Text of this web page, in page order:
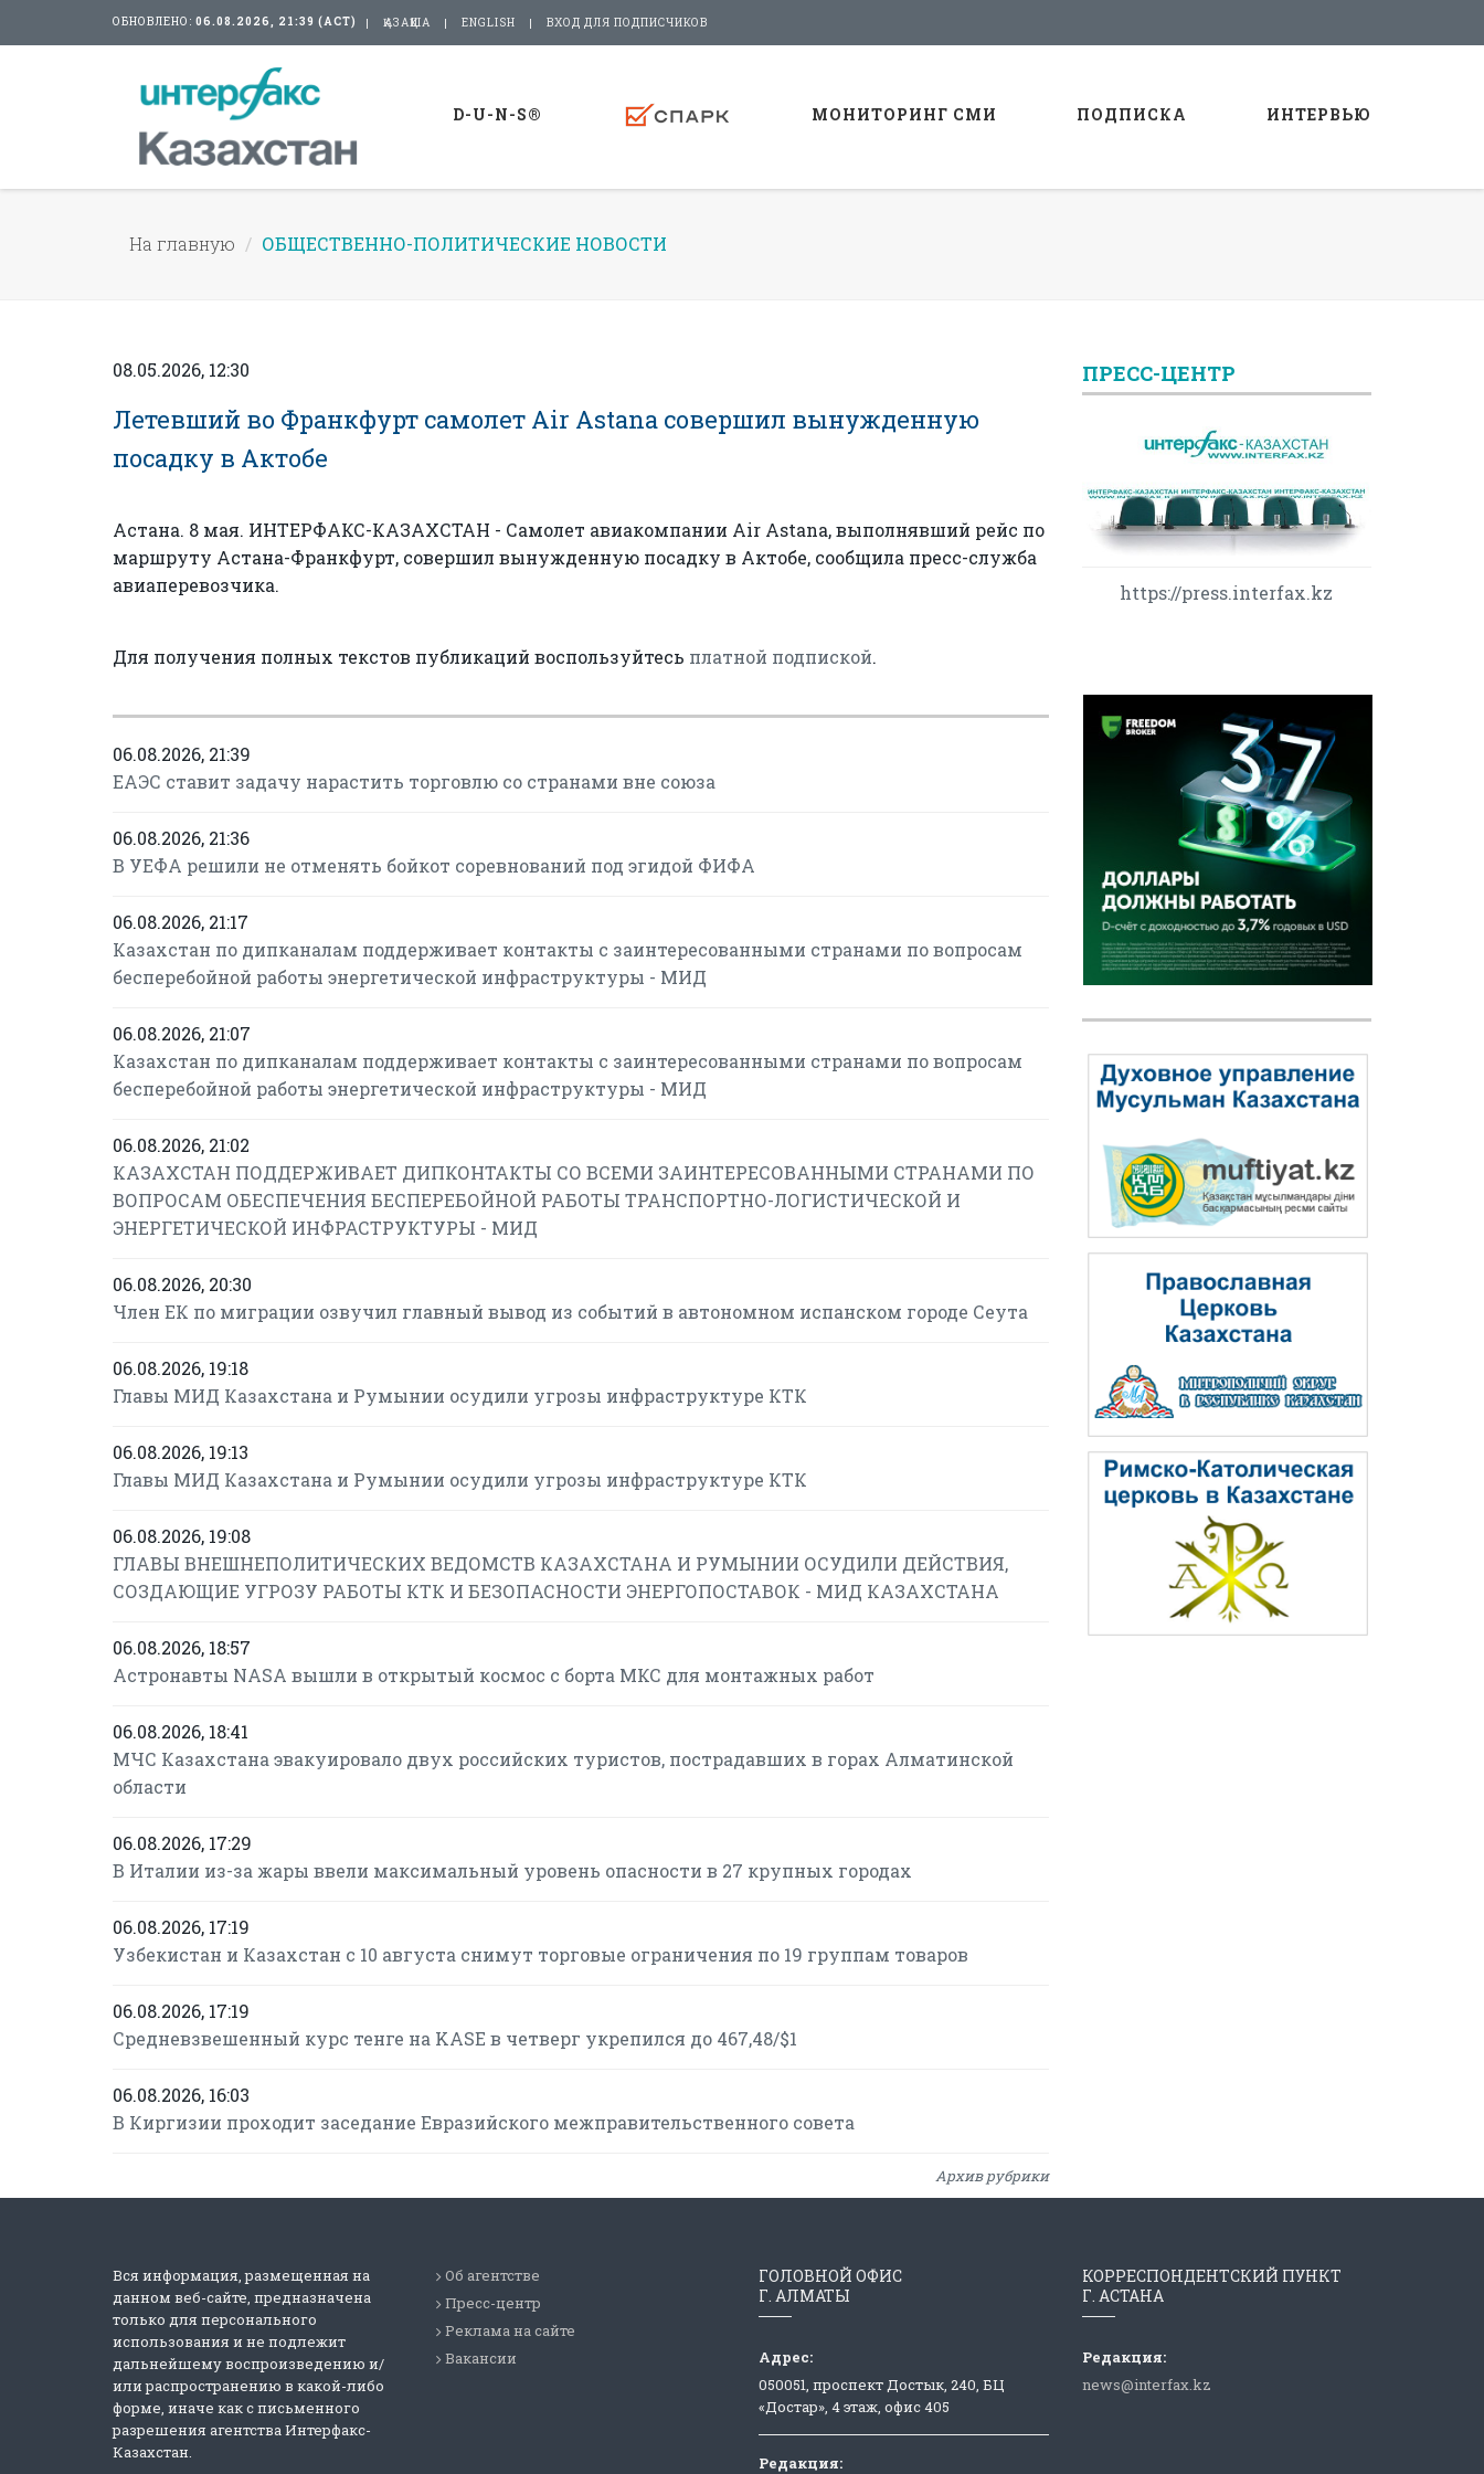
ОБНОВЛЕНО: 06.08.2026, 21:39 (АСТ) ҚАЗАҚША ENGLISH ВХОД ДЛЯ ПОДПИСЧИКОВ
D-U-N-S® МОНИТОРИНГ СМИ ПОДПИСКА ИНТЕРВЬЮ
На главную ОБЩЕСТВЕННО-ПОЛИТИЧЕСКИЕ НОВОСТИ
08.05.2026, 12:30
Летевший во Франкфурт самолет Air Astana совершил вынужденную
посадку в Актобе
Астана. 8 мая. ИНТЕРФАКС-КАЗАХСТАН - Самолет авиакомпании Air Astana, выполнявший рейс по
маршруту Астана-Франкфурт, совершил вынужденную посадку в Актобе, сообщила пресс-служба
авиаперевозчика.
Для получения полных текстов публикаций воспользуйтесь платной подпиской.
06.08.2026, 21:39
ЕАЭС ставит задачу нарастить торговлю со странами вне союза
06.08.2026, 21:36
В УЕФА решили не отменять бойкот соревнований под эгидой ФИФА
06.08.2026, 21:17
Казахстан по дипканалам поддерживает контакты с заинтересованными странами по вопросам
бесперебойной работы энергетической инфраструктуры - МИД
06.08.2026, 21:07
Казахстан по дипканалам поддерживает контакты с заинтересованными странами по вопросам
бесперебойной работы энергетической инфраструктуры - МИД
06.08.2026, 21:02
КАЗАХСТАН ПОДДЕРЖИВАЕТ ДИПКОНТАКТЫ СО ВСЕМИ ЗАИНТЕРЕСОВАННЫМИ СТРАНАМИ ПО
ВОПРОСАМ ОБЕСПЕЧЕНИЯ БЕСПЕРЕБОЙНОЙ РАБОТЫ ТРАНСПОРТНО-ЛОГИСТИЧЕСКОЙ И
ЭНЕРГЕТИЧЕСКОЙ ИНФРАСТРУКТУРЫ - МИД
06.08.2026, 20:30
Член ЕК по миграции озвучил главный вывод из событий в автономном испанском городе Сеута
06.08.2026, 19:18
Главы МИД Казахстана и Румынии осудили угрозы инфраструктуре КТК
06.08.2026, 19:13
Главы МИД Казахстана и Румынии осудили угрозы инфраструктуре КТК
06.08.2026, 19:08
ГЛАВЫ ВНЕШНЕПОЛИТИЧЕСКИХ ВЕДОМСТВ КАЗАХСТАНА И РУМЫНИИ ОСУДИЛИ ДЕЙСТВИЯ,
СОЗДАЮЩИЕ УГРОЗУ РАБОТЫ КТК И БЕЗОПАСНОСТИ ЭНЕРГОПОСТАВОК - МИД КАЗАХСТАНА
06.08.2026, 18:57
Астронавты NASA вышли в открытый космос с борта МКС для монтажных работ
06.08.2026, 18:41
МЧС Казахстана эвакуировало двух российских туристов, пострадавших в горах Алматинской
области
06.08.2026, 17:29
В Италии из-за жары ввели максимальный уровень опасности в 27 крупных городах
06.08.2026, 17:19
Узбекистан и Казахстан с 10 августа снимут торговые ограничения по 19 группам товаров
06.08.2026, 17:19
Средневзвешенный курс тенге на KASE в четверг укрепился до 467,48/$1
06.08.2026, 16:03
В Киргизии проходит заседание Евразийского межправительственного совета
Архив рубрики
ПРЕСС-ЦЕНТР
https://press.interfax.kz
Вся информация, размещенная на
данном веб-сайте, предназначена
только для персонального
использования и не подлежит
дальнейшему воспроизведению и/
или распространению в какой-либо
форме, иначе как с письменного
разрешения агентства Интерфакс-
Казахстан.
Об агентстве
Пресс-центр
Реклама на сайте
Вакансии
ГОЛОВНОЙ ОФИС
Г. АЛМАТЫ
Адрес:
050051, проспект Достык, 240, БЦ
«Достар», 4 этаж, офис 405
Редакция:
КОРРЕСПОНДЕНТСКИЙ ПУНКТ
Г. АСТАНА
Редакция:
news@interfax.kz